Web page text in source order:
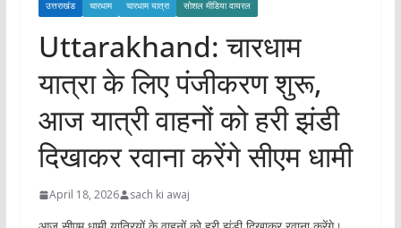
उत्तराखंड चारधाम चारधाम यात्रा सोशल मीडिया वायरल
Uttarakhand: चारधाम
यात्रा के लिए पंजीकरण शुरू,
आज यात्री वाहनों को हरी झंडी
दिखाकर रवाना करेंगे सीएम धामी
April 18, 2026 sach ki awaj